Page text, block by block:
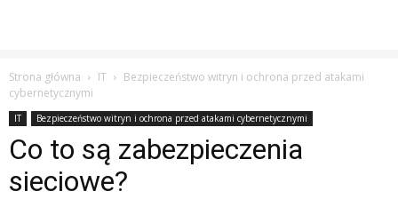
Strona główna IT
Bezpieczeństwo witryn i ochrona przed atakami
cybernetycznymi
IT Bezpieczeństwo witryn i ochrona przed atakami cybernetycznymi
Co to są zabezpieczenia
sieciowe?